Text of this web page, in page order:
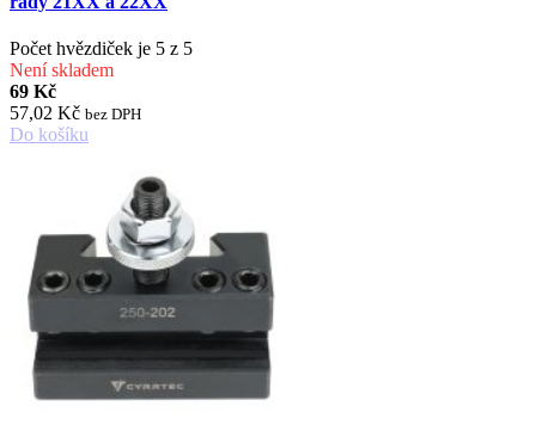
Počet hvězdiček je 5 z 5
Není skladem
69 Kč
57,02 Kč bez DPH
Do košíku